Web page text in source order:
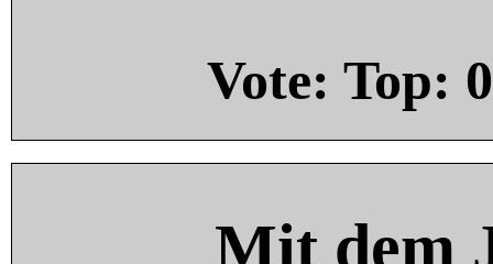
Vote: Top: 0
Mit dem